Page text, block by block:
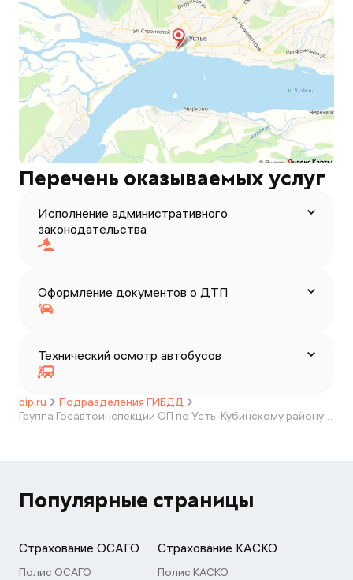
Перечень оказываемых услуг
Исполнение административного
законодательства
Оформление документов о ДТП
Технический осмотр автобусов
bip.ru
Подразделения ГИБДД
Группа Госавтоинспекции ОП по Усть-Кубинскому району МО МВД России «Сокольский»
Популярные страницы
Страхование ОСАГО
Полис ОСАГО
Страхование КАСКО
Полис КАСКО